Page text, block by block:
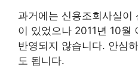
과거에는 신용조회사실이
이 있었으나 2011년 10월
반영되지 않습니다. 안심
도 됩니다.